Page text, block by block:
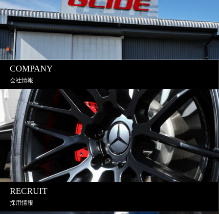
COMPANY
会社情報
RECRUIT
採用情報